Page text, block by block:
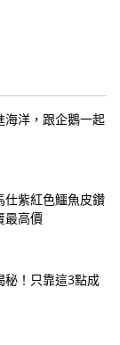
海洋，跟企鵝一起
仕紫紅色鱷魚皮鑽
最高價
秘！只靠這3點成